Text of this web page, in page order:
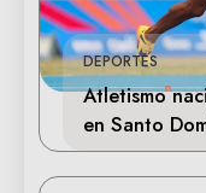
DEPORTES
Atletismo
en Santo